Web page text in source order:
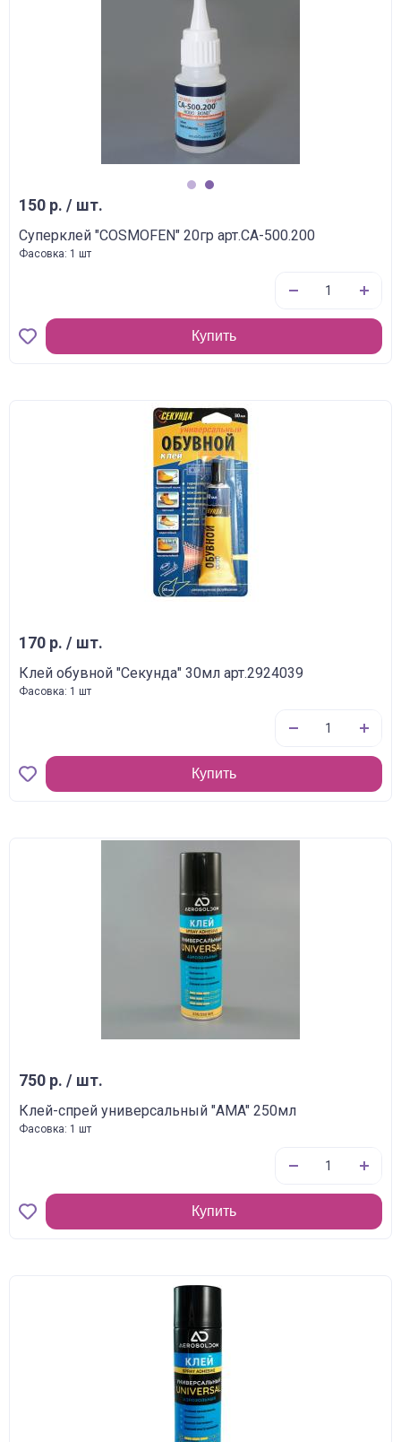
150 р. / шт.
Суперклей "COSMOFEN" 20гр арт.CA-500.200
Фасовка: 1 шт
Купить
170 р. / шт.
Клей обувной "Секунда" 30мл арт.2924039
Фасовка: 1 шт
Купить
750 р. / шт.
Клей-спрей универсальный "AMA" 250мл
Фасовка: 1 шт
Купить